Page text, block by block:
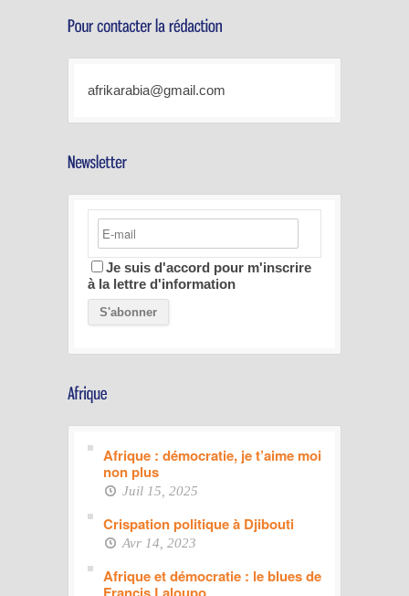
afrikarabia@gmail.com
Je suis d'accord pour m'inscrire
à la lettre d'information
Afrique : démocratie, je t’aime moi
non plus
Juil 15, 2025
Crispation politique à Djibouti
Avr 14, 2023
Afrique et démocratie : le blues de